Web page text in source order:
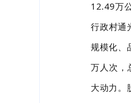
12.49万
行政村通
规模化、
万人次，
大动力。